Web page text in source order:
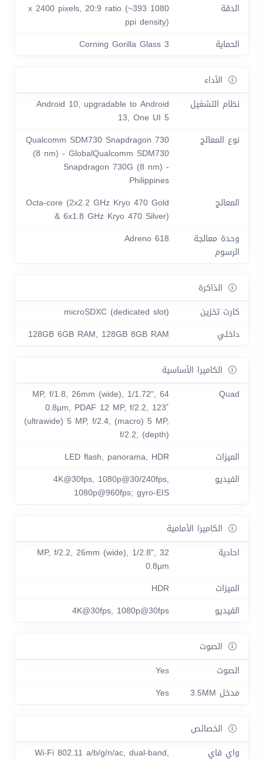
الدقة
1080 x 2400 pixels, 20:9 ratio (~393
ppi density)
الحماية
Corning Gorilla Glass 3
الأداء
نظام التشغيل
Android 10, upgradable to Android
13, One UI 5
نوع المعالج
Qualcomm SDM730 Snapdragon 730
(8 nm) - GlobalQualcomm SDM730
Snapdragon 730G (8 nm) -
Philippines
المعالج
Octa-core (2x2.2 GHz Kryo 470 Gold
& 6x1.8 GHz Kryo 470 Silver)
وحدة معالجة
الرسوم
Adreno 618
الذاكرة
كارت تخزين
microSDXC (dedicated slot)
داخلي
128GB 6GB RAM, 128GB 8GB RAM
الكاميرا الأساسية
Quad
64 MP, f/1.8, 26mm (wide), 1/1.72",
0.8µm, PDAF 12 MP, f/2.2, 123˚
(ultrawide) 5 MP, f/2.4, (macro) 5 MP,
f/2.2, (depth)
الميزات
LED flash, panorama, HDR
الفيديو
4K@30fps, 1080p@30/240fps,
1080p@960fps; gyro-EIS
الكاميرا الأمامية
احادية
32 MP, f/2.2, 26mm (wide), 1/2.8",
0.8µm
الميزات
HDR
الفيديو
4K@30fps, 1080p@30fps
الصوت
الصوت
Yes
مدخل 3.5MM
Yes
الخصائص
واي فاي
Wi-Fi 802.11 a/b/g/n/ac, dual-band,